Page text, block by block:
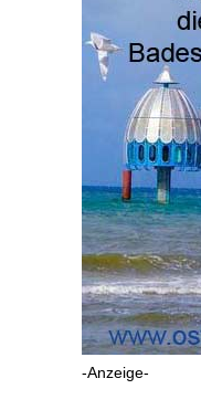
-Anzeige-